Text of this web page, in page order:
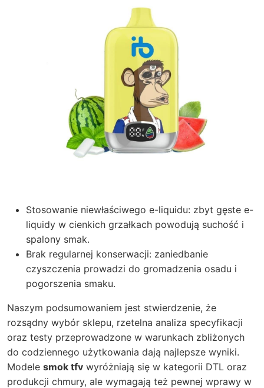
Stosowanie niewłaściwego e-liquidu: zbyt gęste e-
liquidy w cienkich grzałkach powodują suchość i
spalony smak.
Brak regularnej konserwacji: zaniedbanie
czyszczenia prowadzi do gromadzenia osadu i
pogorszenia smaku.
Naszym podsumowaniem jest stwierdzenie, że
rozsądny wybór sklepu, rzetelna analiza specyfikacji
oraz testy przeprowadzone w warunkach zbliżonych
do codziennego użytkowania dają najlepsze wyniki.
Modele smok tfv wyróżniają się w kategorii DTL oraz
produkcji chmury, ale wymagają też pewnej wprawy w